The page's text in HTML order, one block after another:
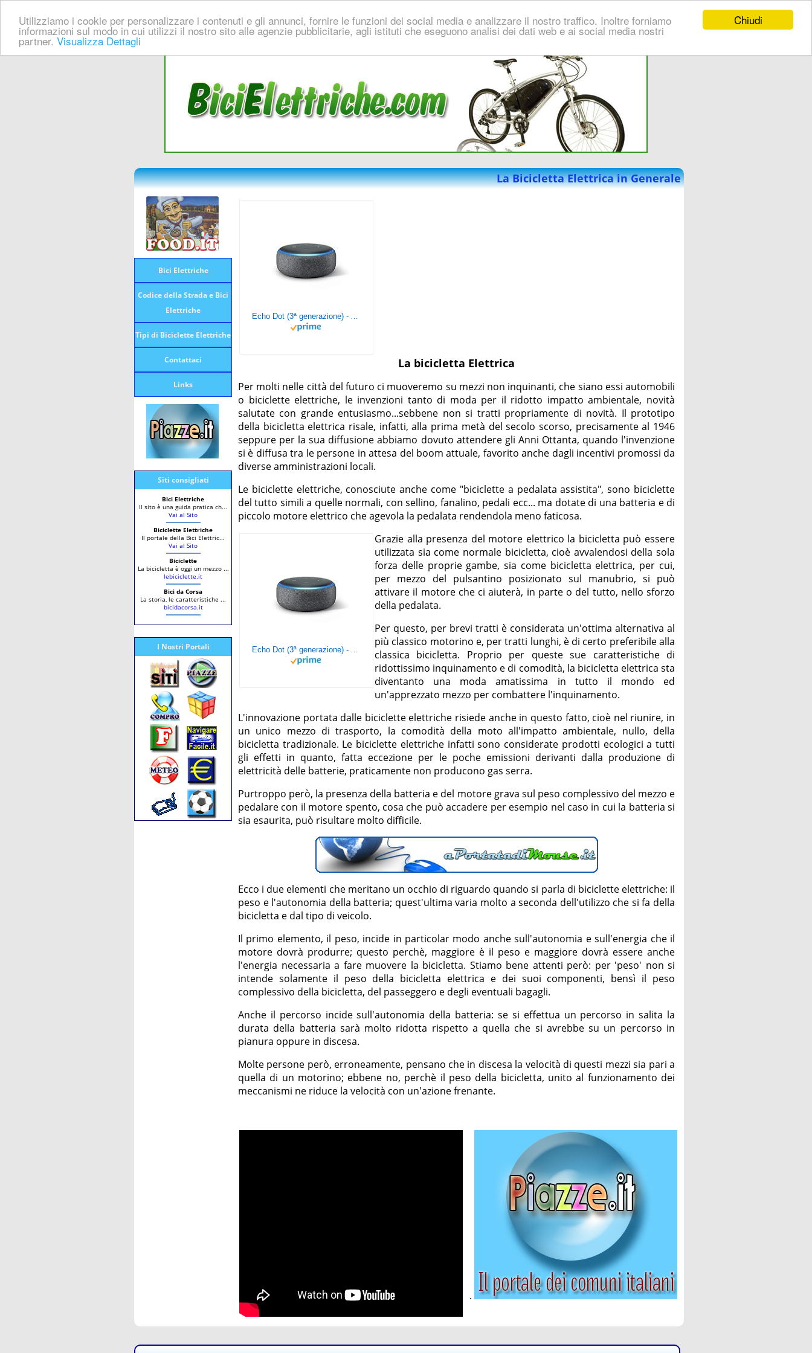
Chiudi
Utilizziamo i cookie per personalizzare i contenuti e gli annunci, fornire le funzioni dei social media e analizzare il nostro traffico. Inoltre forniamo
informazioni sul modo in cui utilizzi il nostro sito alle agenzie pubblicitarie, agli istituti che eseguono analisi dei dati web e ai social media nostri
partner. Visualizza Dettagli
La Bicicletta Elettrica in Generale
Bici Elettriche
Codice della Strada e Bici
Elettriche
Tipi di Biciclette Elettriche
Contattaci
Links
Siti consigliati
Bici Elettriche
Il sito è una guida pratica ch...
Vai al Sito
Biciclette Elettriche
Il portale della Bici Elettric...
Vai al Sito
Biciclette
La bicicletta è oggi un mezzo ...
lebiciclette.it
Bici da Corsa
La storia, le caratteristiche ...
bicidacorsa.it
I Nostri Portali
Echo Dot (3ª generazione) - Altoparlante intelligente con integrazione Alexa - Tessuto antracite
La bicicletta Elettrica
Per molti nelle città del futuro ci muoveremo su mezzi non inquinanti, che siano essi automobili
o biciclette elettriche, le invenzioni tanto di moda per il ridotto impatto ambientale, novità
salutate con grande entusiasmo...sebbene non si tratti propriamente di novità. Il prototipo
della bicicletta elettrica risale, infatti, alla prima metà del secolo scorso, precisamente al 1946
seppure per la sua diffusione abbiamo dovuto attendere gli Anni Ottanta, quando l'invenzione
si è diffusa tra le persone in attesa del boom attuale, favorito anche dagli incentivi promossi da
diverse amministrazioni locali.
Le biciclette elettriche, conosciute anche come "biciclette a pedalata assistita", sono biciclette
del tutto simili a quelle normali, con sellino, fanalino, pedali ecc... ma dotate di una batteria e di
piccolo motore elettrico che agevola la pedalata rendendola meno faticosa.
Echo Dot (3ª generazione) - Altoparlante intelligente con integrazione Alexa - Tessuto antracite
Grazie alla presenza del motore elettrico la bicicletta può essere
utilizzata sia come normale bicicletta, cioè avvalendosi della sola
forza delle proprie gambe, sia come bicicletta elettrica, per cui,
per mezzo del pulsantino posizionato sul manubrio, si può
attivare il motore che ci aiuterà, in parte o del tutto, nello sforzo
della pedalata.
Per questo, per brevi tratti è considerata un'ottima alternativa al
più classico motorino e, per tratti lunghi, è di certo preferibile alla
classica bicicletta. Proprio per queste sue caratteristiche di
ridottissimo inquinamento e di comodità, la bicicletta elettrica sta
diventanto una moda amatissima in tutto il mondo ed
un'apprezzato mezzo per combattere l'inquinamento.
L'innovazione portata dalle biciclette elettriche risiede anche in questo fatto, cioè nel riunire, in
un unico mezzo di trasporto, la comodità della moto all'impatto ambientale, nullo, della
bicicletta tradizionale. Le biciclette elettriche infatti sono considerate prodotti ecologici a tutti
gli effetti in quanto, fatta eccezione per le poche emissioni derivanti dalla produzione di
elettricità delle batterie, praticamente non producono gas serra.
Purtroppo però, la presenza della batteria e del motore grava sul peso complessivo del mezzo e
pedalare con il motore spento, cosa che può accadere per esempio nel caso in cui la batteria si
sia esaurita, può risultare molto difficile.
Ecco i due elementi che meritano un occhio di riguardo quando si parla di biciclette elettriche: il
peso e l'autonomia della batteria; quest'ultima varia molto a seconda dell'utilizzo che si fa della
bicicletta e dal tipo di veicolo.
Il primo elemento, il peso, incide in particolar modo anche sull'autonomia e sull'energia che il
motore dovrà produrre; questo perchè, maggiore è il peso e maggiore dovrà essere anche
l'energia necessaria a fare muovere la bicicletta. Stiamo bene attenti però: per 'peso' non si
intende solamente il peso della bicicletta elettrica e dei suoi componenti, bensì il peso
complessivo della bicicletta, del passeggero e degli eventuali bagagli.
Anche il percorso incide sull'autonomia della batteria: se si effettua un percorso in salita la
durata della batteria sarà molto ridotta rispetto a quella che si avrebbe su un percorso in
pianura oppure in discesa.
Molte persone però, erroneamente, pensano che in discesa la velocità di questi mezzi sia pari a
quella di un motorino; ebbene no, perchè il peso della bicicletta, unito al funzionamento dei
meccanismi ne riduce la velocità con un'azione frenante.
.